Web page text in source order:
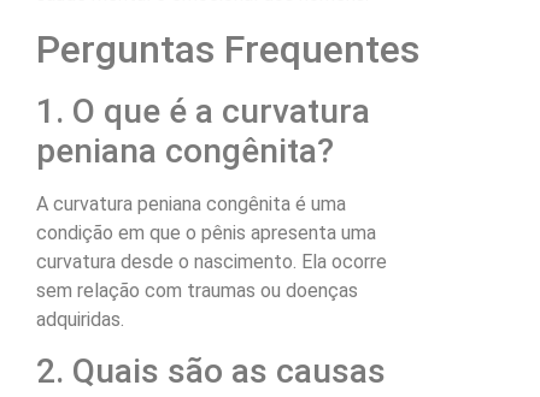
Perguntas Frequentes
1. O que é a curvatura
peniana congênita?
A curvatura peniana congênita é uma
condição em que o pênis apresenta uma
curvatura desde o nascimento. Ela ocorre
sem relação com traumas ou doenças
adquiridas.
2. Quais são as causas